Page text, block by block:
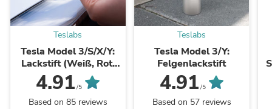
Teslabs
Tesla Model 3/S/X/Y:
Lackstift (Weiß, Rot,
Grau, Blau, Schwarz)
4.91 /5
Based on 85 reviews
Teslabs
Tesla Model 3/Y:
Felgenlackstift
4.91 /5
Based on 57 reviews